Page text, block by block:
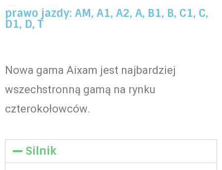
prawo jazdy: AM, A1, A2, A, B1, B, C1, C,
D1, D, T
Nowa gama Aixam jest najbardziej
wszechstronną gamą na rynku
czterokołowców.
Silnik